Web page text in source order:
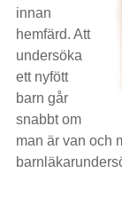
innan
hemfärd. Att
undersöka
ett nyfött
barn går
snabbt om
man är van och